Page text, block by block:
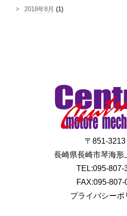
2018年8月 (1)
〒851-
長崎県長崎市琴海形
TEL:095-807-
FAX:095-807-
プライバシーポ